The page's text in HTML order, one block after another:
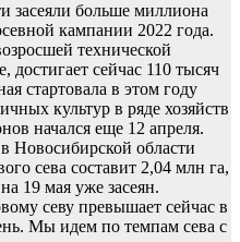
засеяли больше миллиона
кампании 2022 года.
технической
сейчас 110 тысяч
стартовала в этом году
культур в ряде хозяйств
начался еще 12 апреля.
Новосибирской области
сева составит 2,04 млн га,
19 мая уже засеян.
севу превышает сейчас в
Мы идем по темпам сева с